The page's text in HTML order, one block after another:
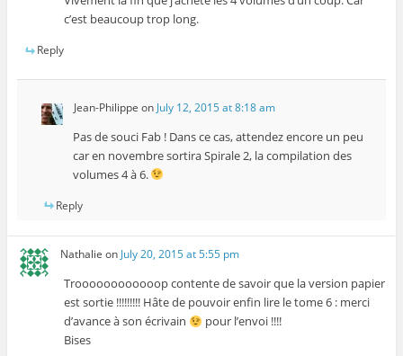
c’est beaucoup trop long.
Reply
Jean-Philippe on July 12, 2015 at 8:18 am
Pas de souci Fab ! Dans ce cas, attendez encore un peu
car en novembre sortira Spirale 2, la compilation des
volumes 4 à 6.
Reply
Nathalie onJuly 20, 2015 at 5:55 pm
Troooooooooooop contente de savoir que la version papier
est sortie !!!!!!!!! Hâte de pouvoir enfin lire le tome 6 : merci
d’avance à son écrivain
pour l’envoi !!!!
Bises